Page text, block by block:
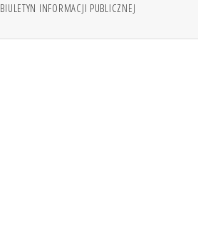
BIULETYN INFORMACJI PUBLICZNEJ